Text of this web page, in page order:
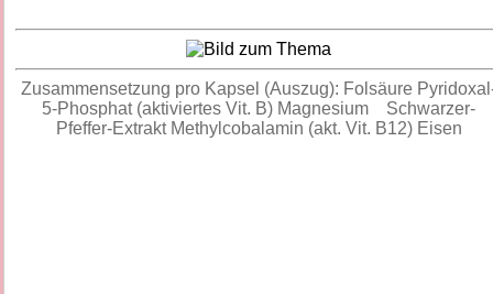
Zusammensetzung pro Kapsel (Auszug): Folsäure
5-Phosphat (aktiviertes Vit. B) Magnesium Schwarzer-
Pfeffer-Extrakt Methylcobalamin (akt. Vit. B12) Eisen